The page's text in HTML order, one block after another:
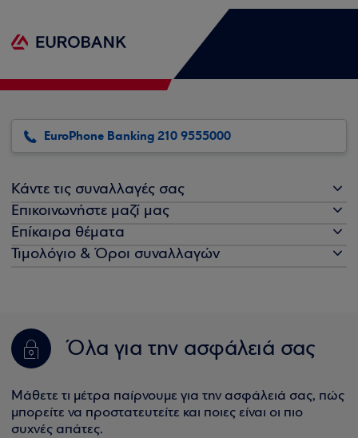
EuroPhone Banking 210 9555000
Κάντε τις συναλλαγές σας
Επικοινωνήστε μαζί μας
Επίκαιρα θέματα
Τιμολόγιο & Όροι συναλλαγών
Όλα για την ασφάλειά σας
Μάθετε τι μέτρα παίρνουμε για την ασφάλειά σας, πώς
μπορείτε να προστατευτείτε και ποιες είναι οι πιο
συχνές απάτες.